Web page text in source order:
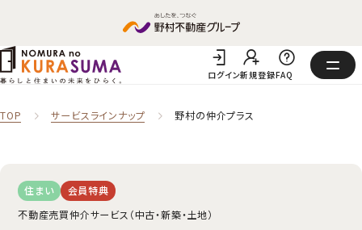
ログイン新規登録FAQ
TOP サービスラインナップ 野村の仲介プラス
住まい
会員特典
不動産売買仲介サービス（中古・新築・土地）